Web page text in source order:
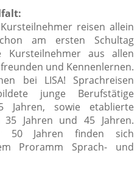
reisen allein
am ersten Schultag
Kursteilnehmer aus allen
und Kennenlernen.
bei LISA! Sprachreisen
junge Berufstätige
Jahren, sowie etablierte
35 Jahren und 45 Jahren.
50 Jahren finden sich
Proramm Sprach- und